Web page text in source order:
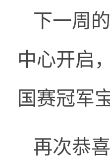
下一周
中心开启
国赛冠军
再次恭